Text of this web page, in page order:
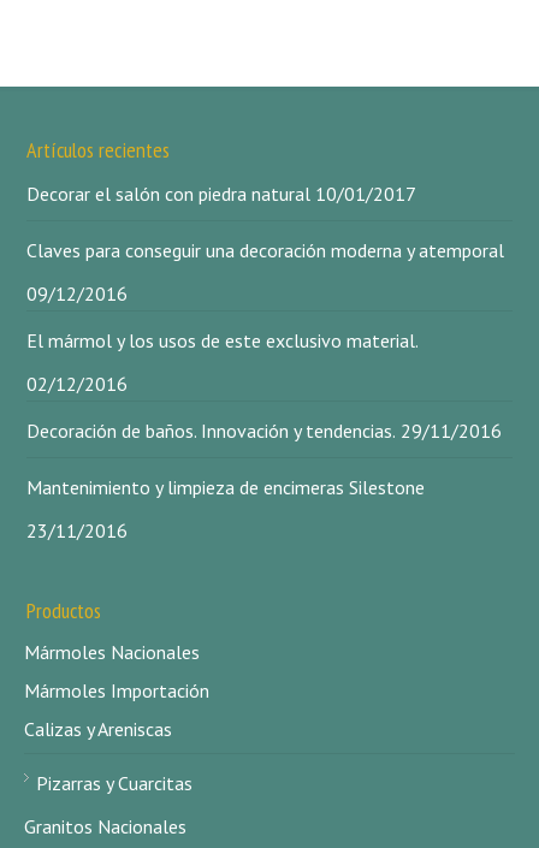
Artículos recientes
Decorar el salón con piedra natural 10/01/2017
Claves para conseguir una decoración moderna y atemporal
09/12/2016
El mármol y los usos de este exclusivo material.
02/12/2016
Decoración de baños. Innovación y tendencias. 29/11/2016
Mantenimiento y limpieza de encimeras Silestone
23/11/2016
Productos
Mármoles Nacionales
Mármoles Importación
Calizas y Areniscas
Pizarras y Cuarcitas
Granitos Nacionales